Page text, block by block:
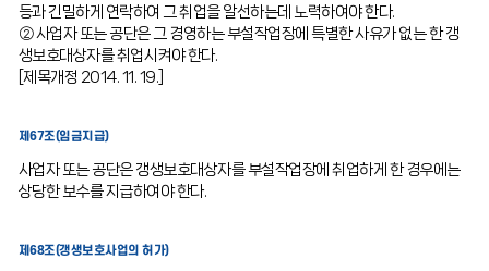
등과 긴밀하게 연락하여 그 취업을 알선하는데 노력하여야 한다.
② 사업자 또는 공단은 그 경영하는 부설작업장에 특별한 사유가 없는 한 갱
생보호대상자를 취업시켜야 한다.
[제목개정 2014. 11. 19.]
제67조(임금지급)
사업자 또는 공단은 갱생보호대상자를 부설작업장에 취업하게 한 경우에는
상당한 보수를 지급하여야 한다.
제68조(갱생보호사업의 허가)